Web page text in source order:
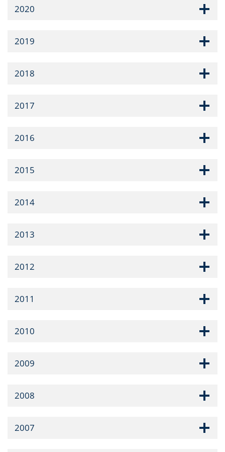
2020
2019
2018
2017
2016
2015
2014
2013
2012
2011
2010
2009
2008
2007